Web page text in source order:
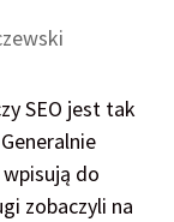
SEO jest tak
do
zobaczyli na